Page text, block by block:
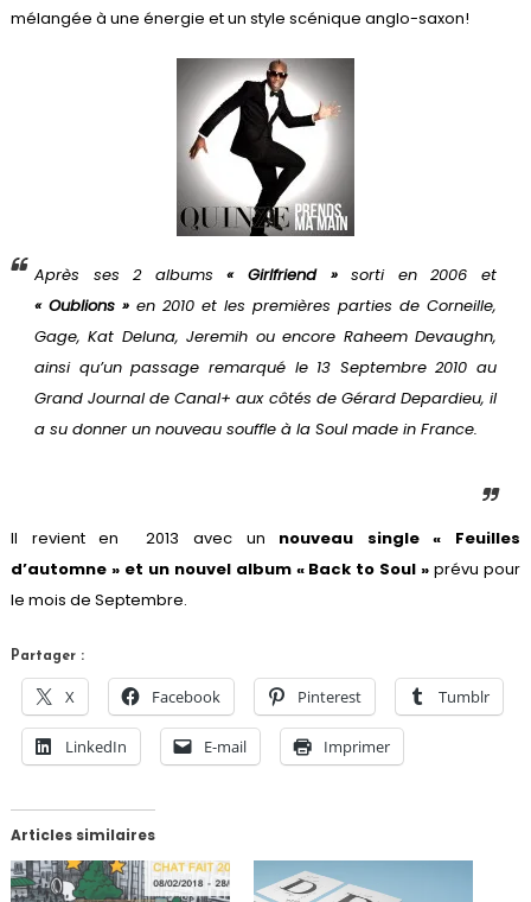
mélangée à une énergie et un style scénique anglo-saxon!
Après ses 2 albums « Girlfriend »sorti en 2006 et
« Oublions »en 2010 et les premières parties de Corneille,
Gage, Kat Deluna, Jeremih ou encore Raheem Devaughn,
ainsi qu’un passage remarqué le 13 Septembre 2010 au
Grand Journal de Canal+ aux côtés de Gérard Depardieu, il
a su donner un nouveau souffle à la Soul made in France.
Il revient en 2013 avec un nouveau single « Feuilles
d’automne » et un nouvel album « Back to Soul » prévu pour
le mois de Septembre.
Partager :
X Facebook Pinterest Tumblr
LinkedIn E-mail Imprimer
Articles similaires